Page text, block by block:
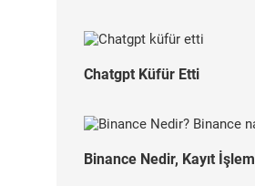
Chatgpt Küfür Etti
Binance Nedir, Kayıt